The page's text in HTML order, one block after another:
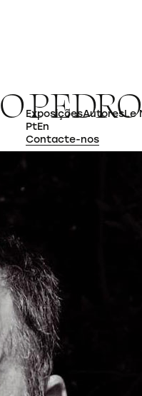
ExposiçõesAutoresLe
PtEn
Contacte-nos
OPEDRO